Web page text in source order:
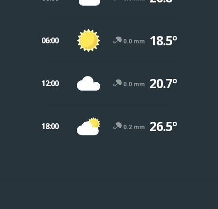
06:00 0.0 mm 18.5º
12:00 0.0 mm 20.7º
18:00 0.2 mm 26.5º